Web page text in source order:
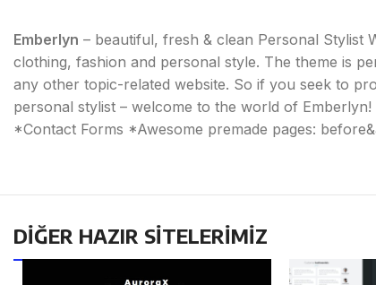
Emberlyn – beautiful, fresh & clean Personal Stylist
clothing, fashion and personal style. The theme is
any other topic-related website. So if you seek to
personal stylist – welcome to the world of Emberlyn!
*Contact Forms *Awesome premade pages:
DİĞER HAZIR SİTELERİMİZ